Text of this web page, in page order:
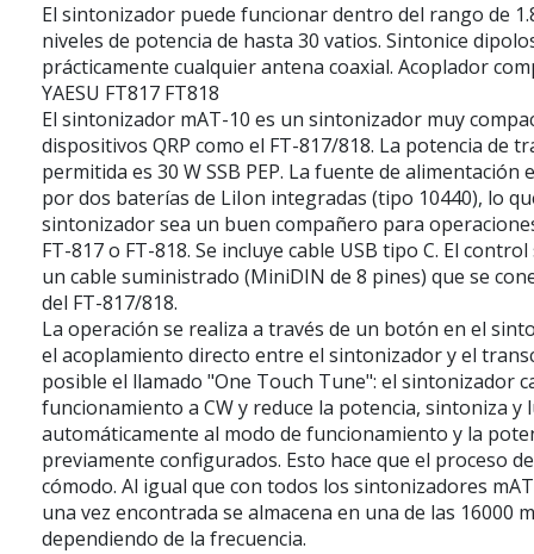
El sintonizador puede funcionar dentro del rango de
niveles de potencia de hasta 30 vatios. Sintonice
prácticamente cualquier antena coaxial. Acoplador
YAESU FT817 FT818
El sintonizador mAT-10 es un sintonizador muy
dispositivos QRP como el FT-817/818. La potencia de
permitida es 30 W SSB PEP. La fuente de alimentación
por dos baterías de LiIon integradas (tipo 10440), lo
sintonizador sea un buen compañero para
FT-817 o FT-818. Se incluye cable USB tipo C. El
un cable suministrado (MiniDIN de 8 pines) que se
del FT-817/818.
La operación se realiza a través de un botón en el
el acoplamiento directo entre el sintonizador y el
posible el llamado "One Touch Tune": el sintonizador
funcionamiento a CW y reduce la potencia, sintoniza y
automáticamente al modo de funcionamiento y la
previamente configurados. Esto hace que el proceso
cómodo. Al igual que con todos los sintonizadores
una vez encontrada se almacena en una de las 16000
dependiendo de la frecuencia.